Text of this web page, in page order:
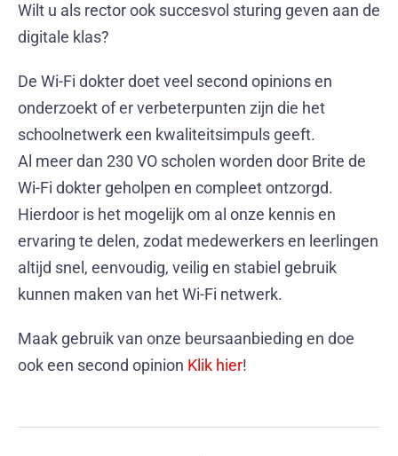
Wilt u als rector ook succesvol sturing geven aan de
digitale klas?
De Wi-Fi dokter doet veel second opinions en
onderzoekt of er verbeterpunten zijn die het
schoolnetwerk een kwaliteitsimpuls geeft.
Al meer dan 230 VO scholen worden door Brite de
Wi-Fi dokter geholpen en compleet ontzorgd.
Hierdoor is het mogelijk om al onze kennis en
ervaring te delen, zodat medewerkers en leerlingen
altijd snel, eenvoudig, veilig en stabiel gebruik
kunnen maken van het Wi-Fi netwerk.
Maak gebruik van onze beursaanbieding en doe
ook een second opinion Klik hier!